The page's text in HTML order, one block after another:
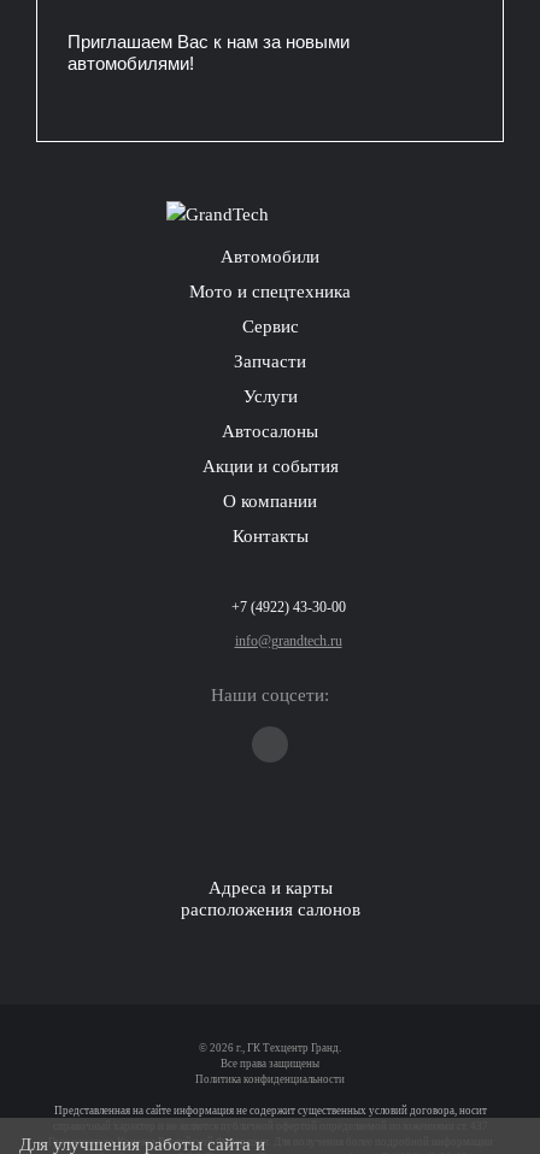
Приглашаем Вас к нам за новыми
автомобилями!
+7 (4922) 43-30-00
info@grandtech.ru
Наши соцсети:
Автомобили
Мото и спецтехника
Сервис
Запчасти
Услуги
Автосалоны
Акции и события
О компании
Контакты
Адреса и карты
расположения салонов
© 2026 г., ГК Техцентр Гранд.
Все права защищены
Политика конфиденциальности
Представленная на сайте информация не содержит существенных условий договора, носит
Гражданского Кодекса Российской Федерации. Для получения более подробной информации
Для улучшения работы сайта и